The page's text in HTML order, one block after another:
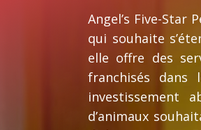
Angel’s Five-Star
qui souhaite
elle offre des
franchisés dans
investissement
d’animaux